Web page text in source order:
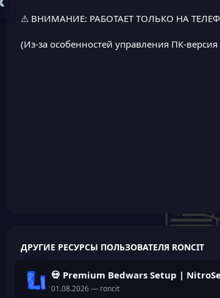
⚠ ВНИМАНИЕ: РАБОТАЕТ ТОЛЬКО НА
(Из-за особенностей управления ПК-
ДРУГИЕ РЕСУРСЫ ПОЛЬЗОВАТЕЛЯ RONCIT
💀 Premium Bedwars Setup |
01.08.2026— roncit